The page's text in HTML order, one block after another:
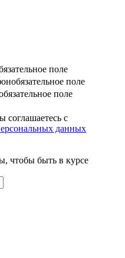
поле
обязательное поле
поле
с
данных
чтобы быть в курсе